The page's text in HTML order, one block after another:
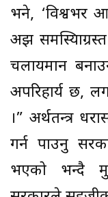
भने, ‘विश्वभर
अझ
चलायमान
अपरिहार्य छ,
।” अर्थतन्त्र
गर्न पाउनु
भएको भन्दै